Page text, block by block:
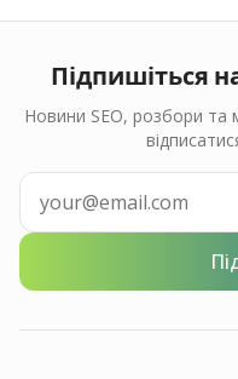
Підпишіться
Новини SEO, розбори та